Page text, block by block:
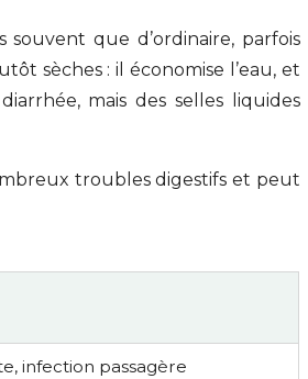
que d’ordinaire, parfois
sèches : il économise l’eau, et
mais des selles liquides
troubles digestifs et peut
infection passagère